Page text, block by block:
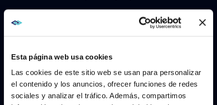
Esta página web usa cookies
Las cookies de este sitio web se usan para personalizar
el contenido y los anuncios, ofrecer funciones de redes
sociales y analizar el tráfico. Además, compartimos
CONTÁCTENOS
WE NOTICED YOU'RE IN USA.